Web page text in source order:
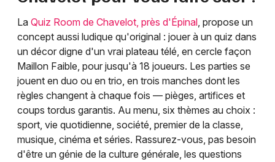
La Quiz Room de Chavelot, près d'Épinal, propose un
concept aussi ludique qu'original : jouer à un quiz dans
un décor digne d'un vrai plateau télé, en cercle façon
Maillon Faible, pour jusqu'à 18 joueurs. Les parties se
jouent en duo ou en trio, en trois manches dont les
règles changent à chaque fois — pièges, artifices et
coups tordus garantis. Au menu, six thèmes au choix :
sport, vie quotidienne, société, premier de la classe,
musique, cinéma et séries. Rassurez-vous, pas besoin
d'être un génie de la culture générale, les questions